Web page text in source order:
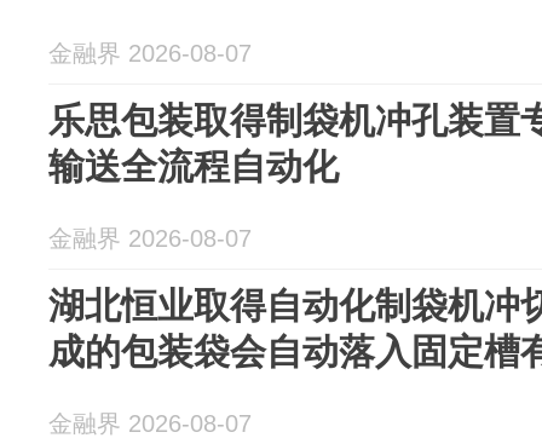
金融界 2026-08-07
乐思包装取得制袋机冲孔装置
输送全流程自动化
金融界 2026-08-07
湖北恒业取得自动化制袋机冲
成的包装袋会自动落入固定槽
金融界 2026-08-07